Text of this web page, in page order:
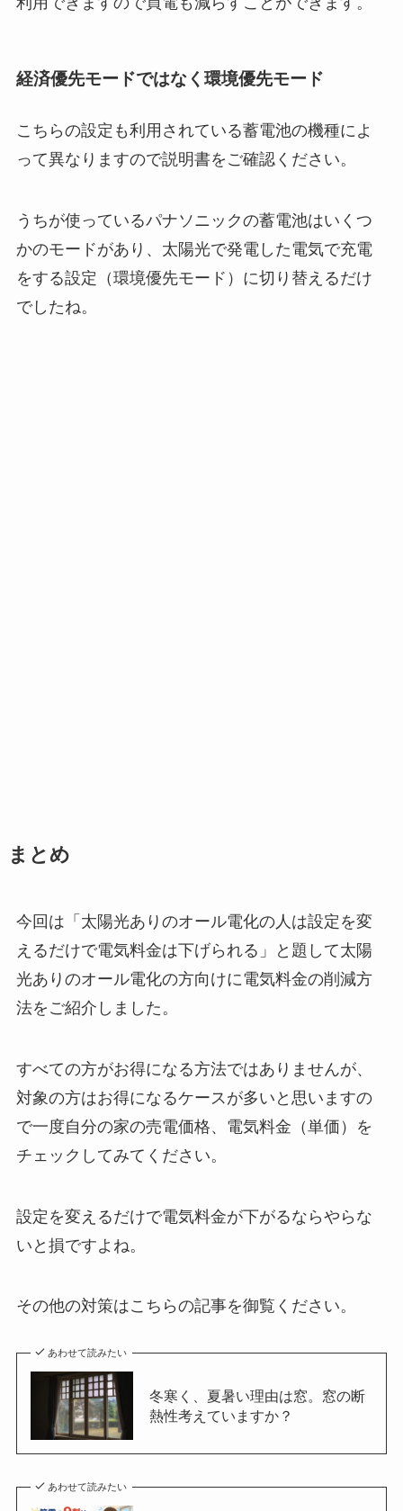
経済優先モードではなく環境優先モード
こちらの設定も利用されている蓄電池の機種によ
って異なりますので説明書をご確認ください。
うちが使っているパナソニックの蓄電池はいくつ
かのモードがあり、太陽光で発電した電気で充電
をする設定（環境優先モード）に切り替えるだけ
でしたね。
まとめ
今回は「太陽光ありのオール電化の人は設定を変
えるだけで電気料金は下げられる」と題して太陽
光ありのオール電化の方向けに電気料金の削減方
法をご紹介しました。
すべての方がお得になる方法ではありませんが、
対象の方はお得になるケースが多いと思いますの
で一度自分の家の売電価格、電気料金（単価）を
チェックしてみてください。
設定を変えるだけで電気料金が下がるならやらな
いと損ですよね。
その他の対策はこちらの記事を御覧ください。
あわせて読みたい
冬寒く、夏暑い理由は窓。窓の断
熱性考えていますか？
あわせて読みたい